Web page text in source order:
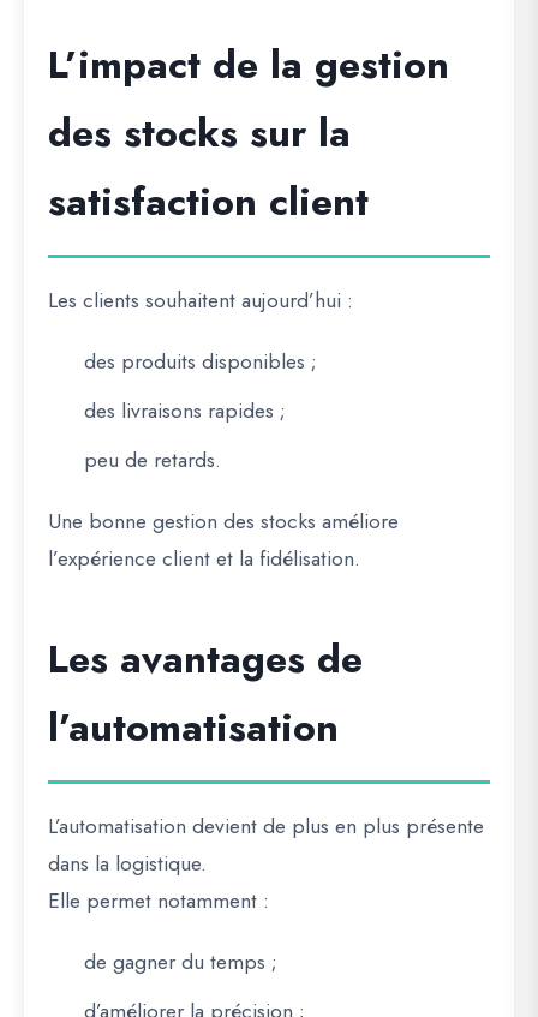
L’impact de la gestion
des stocks sur la
satisfaction client
Les clients souhaitent aujourd’hui :
des produits disponibles ;
des livraisons rapides ;
peu de retards.
Une bonne gestion des stocks améliore
l’expérience client et la fidélisation.
Les avantages de
l’automatisation
L’automatisation devient de plus en plus présente
dans la logistique.
Elle permet notamment :
de gagner du temps ;